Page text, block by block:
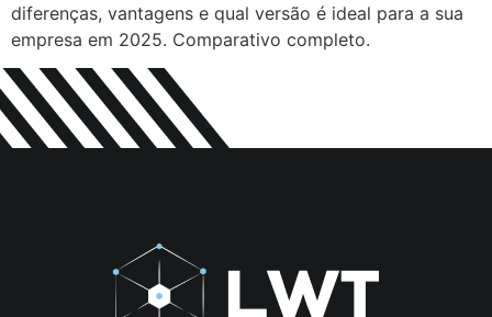
diferenças, vantagens e qual versão é ideal para a sua
empresa em 2025. Comparativo completo.